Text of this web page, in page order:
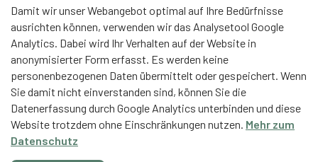
Damit wir unser Webangebot optimal auf Ihre Bedürfnisse
ausrichten können, verwenden wir das Analysetool Google
Analytics. Dabei wird Ihr Verhalten auf der Website in
anonymisierter Form erfasst. Es werden keine
personenbezogenen Daten übermittelt oder gespeichert. Wenn
Sie damit nicht einverstanden sind, können Sie die
Datenerfassung durch Google Analytics unterbinden und diese
Website trotzdem ohne Einschränkungen nutzen. Mehr zum
Datenschutz
Partner
Contentpartner
Eidgenössische Hochschule für Sport Magglingen
EHSM